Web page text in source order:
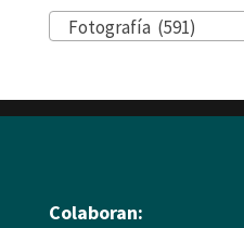
Fotografía (591)
Colaboran: